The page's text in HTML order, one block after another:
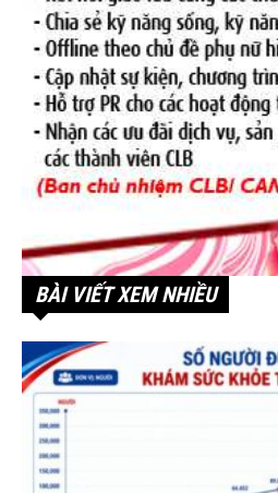
BÀI VIẾT XEM NHIỀU